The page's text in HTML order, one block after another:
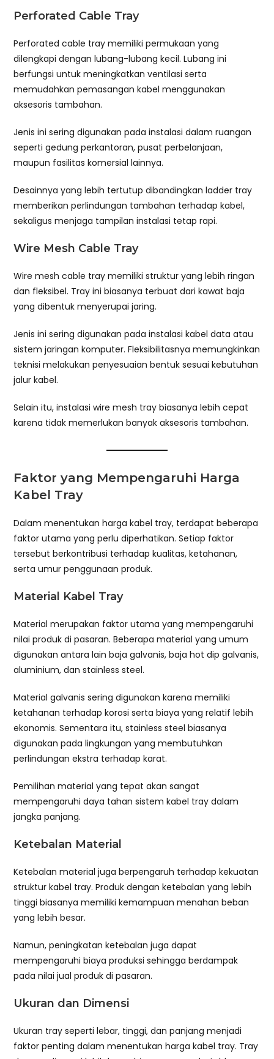
Perforated Cable Tray
Perforated cable tray memiliki permukaan yang
dilengkapi dengan lubang-lubang kecil. Lubang ini
berfungsi untuk meningkatkan ventilasi serta
memudahkan pemasangan kabel menggunakan
aksesoris tambahan.
Jenis ini sering digunakan pada instalasi dalam ruangan
seperti gedung perkantoran, pusat perbelanjaan,
maupun fasilitas komersial lainnya.
Desainnya yang lebih tertutup dibandingkan ladder tray
memberikan perlindungan tambahan terhadap kabel,
sekaligus menjaga tampilan instalasi tetap rapi.
Wire Mesh Cable Tray
Wire mesh cable tray memiliki struktur yang lebih ringan
dan fleksibel. Tray ini biasanya terbuat dari kawat baja
yang dibentuk menyerupai jaring.
Jenis ini sering digunakan pada instalasi kabel data atau
sistem jaringan komputer. Fleksibilitasnya memungkinkan
teknisi melakukan penyesuaian bentuk sesuai kebutuhan
jalur kabel.
Selain itu, instalasi wire mesh tray biasanya lebih cepat
karena tidak memerlukan banyak aksesoris tambahan.
Faktor yang Mempengaruhi Harga
Kabel Tray
Dalam menentukan harga kabel tray, terdapat beberapa
faktor utama yang perlu diperhatikan. Setiap faktor
tersebut berkontribusi terhadap kualitas, ketahanan,
serta umur penggunaan produk.
Material Kabel Tray
Material merupakan faktor utama yang mempengaruhi
nilai produk di pasaran. Beberapa material yang umum
digunakan antara lain baja galvanis, baja hot dip galvanis,
aluminium, dan stainless steel.
Material galvanis sering digunakan karena memiliki
ketahanan terhadap korosi serta biaya yang relatif lebih
ekonomis. Sementara itu, stainless steel biasanya
digunakan pada lingkungan yang membutuhkan
perlindungan ekstra terhadap karat.
Pemilihan material yang tepat akan sangat
mempengaruhi daya tahan sistem kabel tray dalam
jangka panjang.
Ketebalan Material
Ketebalan material juga berpengaruh terhadap kekuatan
struktur kabel tray. Produk dengan ketebalan yang lebih
tinggi biasanya memiliki kemampuan menahan beban
yang lebih besar.
Namun, peningkatan ketebalan juga dapat
mempengaruhi biaya produksi sehingga berdampak
pada nilai jual produk di pasaran.
Ukuran dan Dimensi
Ukuran tray seperti lebar, tinggi, dan panjang menjadi
faktor penting dalam menentukan harga kabel tray. Tray